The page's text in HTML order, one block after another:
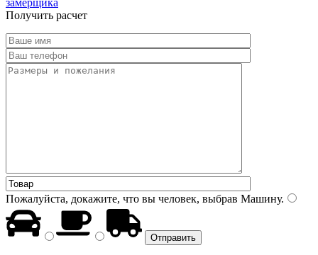
Получить расчет
Пожалуйста, докажите, что вы человек, выбрав Машину.